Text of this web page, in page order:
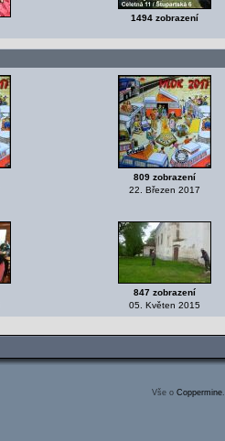
1494 zobrazení
809 zobrazení
22. Březen 2017
847 zobrazení
05. Květen 2015
Vše o Coppermine